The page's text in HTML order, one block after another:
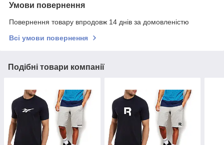
Умови повернення
Повернення товару впродовж 14 днів за домовленістю
Всі умови повернення
Подібні товари компанії